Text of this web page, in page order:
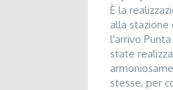
È la
alla stazione
l'arrivo
state
stesse, per